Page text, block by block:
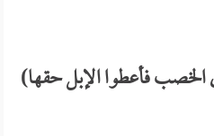
فأعطوا الإبل حقها)